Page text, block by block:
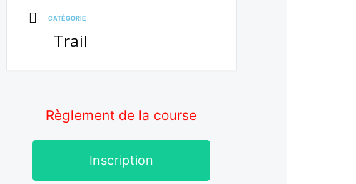
CATÉGORIE
Trail
Règlement de la course
Inscription